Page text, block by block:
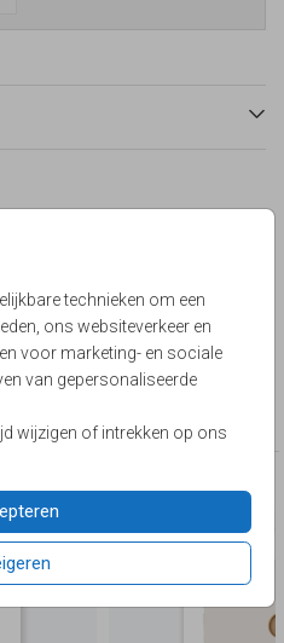
technieken om een
ons websiteverkeer en
voor marketing- en sociale
van gepersonaliseerde
wijzigen of intrekken op ons
Zelf maken!
ook iets voor je